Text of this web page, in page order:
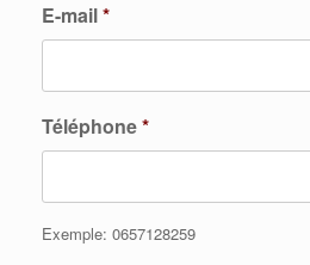
E-mail*
Téléphone*
Exemple: 0657128259